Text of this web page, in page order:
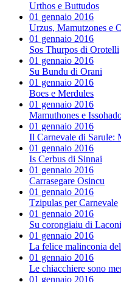
Urthos e Buttudos
01 gennaio 2016
Urzus, Mamutzones e
01 gennaio 2016
Sos Thurpos di Orotelli
01 gennaio 2016
Su Bundu di Orani
01 gennaio 2016
Boes e Merdules
01 gennaio 2016
Mamuthones e
01 gennaio 2016
Il Carnevale di Sarule:
01 gennaio 2016
Is Cerbus di Sinnai
01 gennaio 2016
Carrasegare Osincu
01 gennaio 2016
Tzipulas per Carnevale
01 gennaio 2016
Su corongiaiu di Laconi
01 gennaio 2016
La felice malinconia
01 gennaio 2016
Le chiacchiere sono
01 gennaio 2016